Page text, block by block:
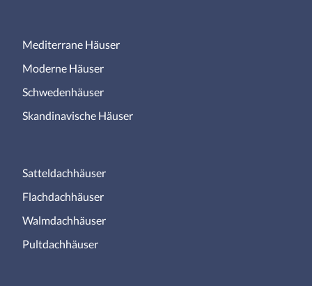
Mediterrane Häuser
Moderne Häuser
Schwedenhäuser
Skandinavische Häuser
Satteldachhäuser
Flachdachhäuser
Walmdachhäuser
Pultdachhäuser